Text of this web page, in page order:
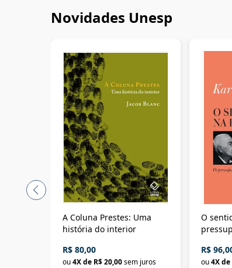
Novidades Unesp
A Coluna Prestes: Uma
história do interior
R$ 80,00
ou4X de R$ 20,00sem juros
O
R$
ou4X de